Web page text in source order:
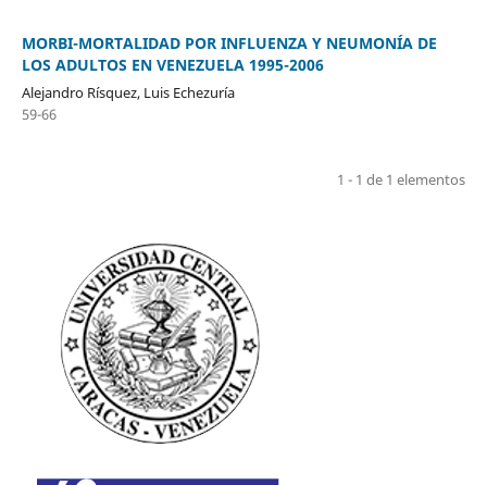
MORBI-MORTALIDAD POR INFLUENZA Y NEUMONÍA DE
LOS ADULTOS EN VENEZUELA 1995-2006
Alejandro Rísquez, Luis Echezuría
59-66
1 - 1 de 1 elementos